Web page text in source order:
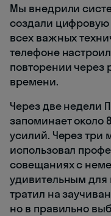
Мы внедрили
создали цифровую
всех важных
телефоне
повторении через
времени.
Через две недели
запоминает около
усилий. Через три
использовал
совещаниях с
удивительным для
тратил на
но в правильно